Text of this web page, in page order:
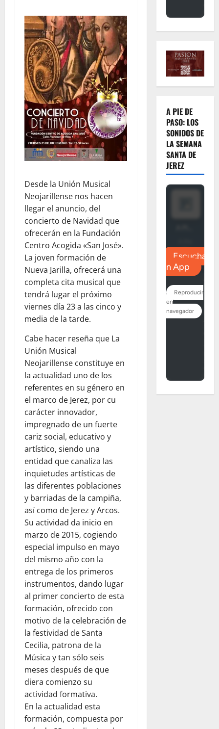
Desde la Unión Musical
Neojarillense nos hacen
llegar el anuncio, del
concierto de Navidad que
ofrecerán en la Fundación
Centro Acogida «San José».
La joven formación de
Nueva Jarilla, ofrecerá una
completa cita musical que
tendrá lugar el próximo
viernes día 23 a las cinco y
media de la tarde.
Cabe hacer reseña que La
Unión Musical
Neojarillense constituye en
la actualidad uno de los
referentes en su género en
el marco de Jerez, por cu
carácter innovador,
impregnado de un fuerte
cariz social, educativo y
artístico, siendo una
entidad que canaliza las
inquietudes artísticas de
las diferentes poblaciones
y barriadas de la campiña,
así como de Jerez y Arcos.
Su actividad da inicio en
marzo de 2015, cogiendo
especial impulso en mayo
del mismo año con la
entrega de los primeros
instrumentos, dando lugar
al primer concierto de esta
formación, ofrecido con
motivo de la celebración de
la festividad de Santa
Cecilia, patrona de la
Música y tan sólo seis
meses después de que
diera comienzo su
actividad formativa.
En la actualidad esta
formación, compuesta por
A PIE DE
PASO: LOS
SONIDOS DE
LA SEMANA
SANTA DE
JEREZ